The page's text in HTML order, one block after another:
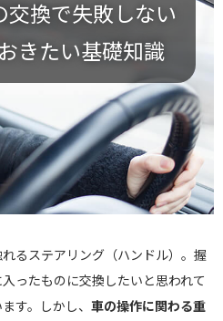
換で失敗しない
きたい基礎知識
るステアリング（ハンドル）。握
ったものに交換したいと思われて
す。しかし、 車の操作に関わる重